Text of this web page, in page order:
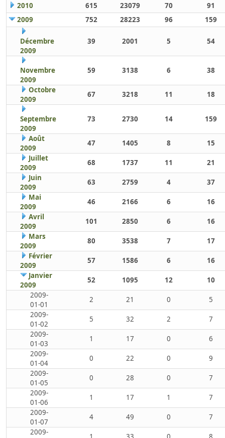
2010
615 23079 70
91
2009
752 28223 96 159
Décembre
2009
39 2001 5 54
Novembre
2009
59 3138 6 38
Octobre
2009
67 3218 11 18
Septembre
2009
73 2730 14 159
Août
2009
47 1405 8
15
Juillet
2009
68 1737 11
21
Juin
2009
63 2759 4
37
Mai
2009
46 2166 6
16
Avril
2009
101 2850 6
16
Mars
2009
80 3538 7
17
Février
2009
57 1586 6
16
Janvier
2009
52 1095 12
10
2009-
01-01
2 21 0
5
2009-
01-02
5 32 2
7
2009-
01-03
1 17 0
6
2009-
01-04
0 22 0
9
2009-
01-05
0 28 0
7
2009-
01-06
1 17 1
7
2009-
01-07
4 49 0
7
2009-